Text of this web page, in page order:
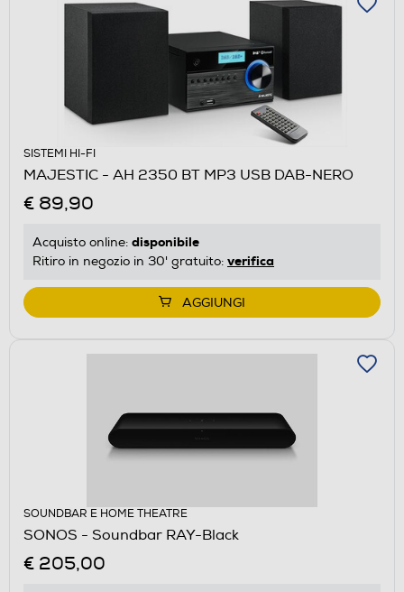
SISTEMI HI-FI
MAJESTIC - AH 2350 BT MP3 USB DAB-NERO
€ 89,90
Acquisto online: disponibile
Ritiro in negozio in 30' gratuito: verifica
AGGIUNGI
SOUNDBAR E HOME THEATRE
SONOS - Soundbar RAY-Black
€ 205,00